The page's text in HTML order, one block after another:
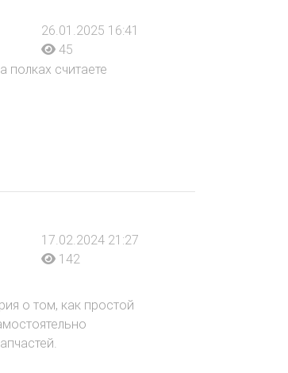
26.01.2025 16:41
45
полках считаете
17.02.2024 21:27
142
о том, как простой